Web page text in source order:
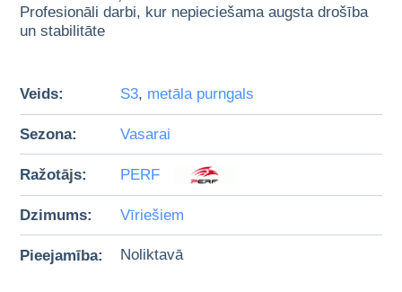
Profesionāli darbi, kur nepieciešama augsta drošība
un stabilitāte
Veids: S3, metāla purngals
Sezona: Vasarai
Ražotājs: PERF
Dzimums: Vīriešiem
Pieejamība: Noliktavā